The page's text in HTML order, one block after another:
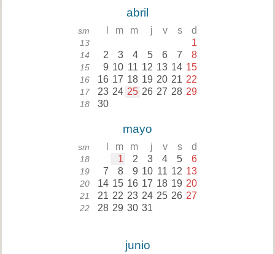
abril
sm m m j v s d
13 1
14 2 3 4 5 6 7 8
15 9 10 11 12 13 14 15
16 16 17 18 19 20 21 22
17 23 24 25 26 27 28 29
18 30
mayo
sm m m j v s d
18 1 2 3 4 5 6
19 7 8 9 10 11 12 13
20 14 15 16 17 18 19 20
21 21 22 23 24 25 26 27
22 28 29 30 31
junio